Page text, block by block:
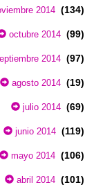
2014 (134)
octubre 2014 (99)
2014 (97)
agosto 2014 (19)
julio 2014 (69)
junio 2014 (119)
mayo 2014 (106)
abril 2014 (101)